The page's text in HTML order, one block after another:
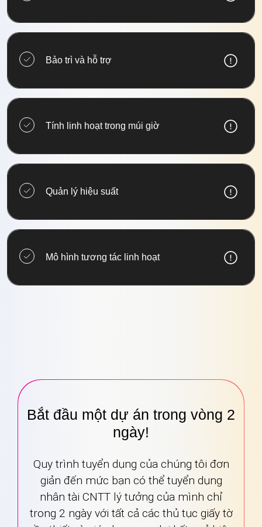
Bảo trì và hỗ trợ
Tính linh hoạt trong múi giờ
Quản lý hiệu suất
Mô hình tương tác linh hoạt
Bắt đầu một dự án trong vòng 2
ngày!
Quy trình tuyển dụng của chúng tôi đơn
giản đến mức bạn có thể tuyển dụng
nhân tài CNTT lý tưởng của mình chỉ
trong 2 ngày với tất cả các thủ tục giấy tờ